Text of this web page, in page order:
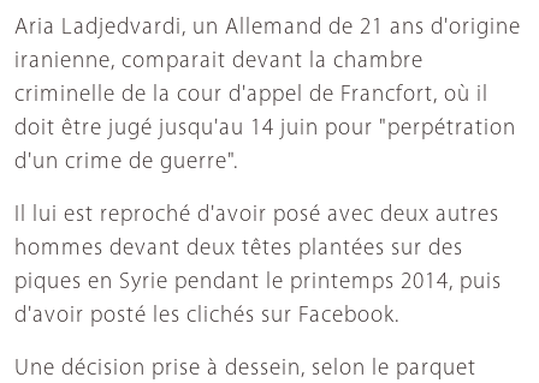
Aria Ladjedvardi, un Allemand de 21 ans d'origine
iranienne, comparait devant la chambre
criminelle de la cour d'appel de Francfort, où il
doit être jugé jusqu'au 14 juin pour "perpétration
d'un crime de guerre".
Il lui est reproché d'avoir posé avec deux autres
hommes devant deux têtes plantées sur des
piques en Syrie pendant le printemps 2014, puis
d'avoir posté les clichés sur Facebook.
Une décision prise à dessein, selon le parquet